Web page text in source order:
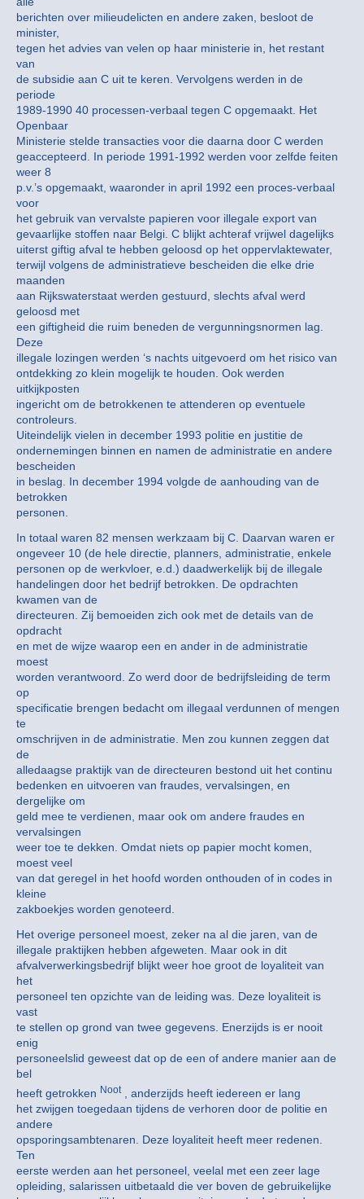
berichten over milieudelicten en andere zaken, besloot de
minister,
tegen het advies van velen op haar ministerie in, het restant
van
de subsidie aan C uit te keren. Vervolgens werden in de
periode
1989-1990 40 processen-verbaal tegen C opgemaakt. Het
Openbaar
Ministerie stelde transacties voor die daarna door C werden
geaccepteerd. In periode 1991-1992 werden voor zelfde feiten
weer 8
p.v.’s opgemaakt, waaronder in april 1992 een proces-verbaal
voor
het gebruik van vervalste papieren voor illegale export van
gevaarlijke stoffen naar Belgi. C blijkt achteraf vrijwel dagelijks
uiterst giftig afval te hebben geloosd op het oppervlaktewater,
terwijl volgens de administratieve bescheiden die elke drie
maanden
aan Rijkswaterstaat werden gestuurd, slechts afval werd
geloosd met
een giftigheid die ruim beneden de vergunningsnormen lag.
Deze
illegale lozingen werden ‘s nachts uitgevoerd om het risico van
ontdekking zo klein mogelijk te houden. Ook werden
uitkijkposten
ingericht om de betrokkenen te attenderen op eventuele
controleurs.
Uiteindelijk vielen in december 1993 politie en justitie de
ondernemingen binnen en namen de administratie en andere
bescheiden
in beslag. In december 1994 volgde de aanhouding van de
betrokken
personen.
In totaal waren 82 mensen werkzaam bij C. Daarvan waren er
ongeveer 10 (de hele directie, planners, administratie, enkele
personen op de werkvloer, e.d.) daadwerkelijk bij de illegale
handelingen door het bedrijf betrokken. De opdrachten
kwamen van de
directeuren. Zij bemoeiden zich ook met de details van de
opdracht
en met de wijze waarop een en ander in de administratie
moest
worden verantwoord. Zo werd door de bedrijfsleiding de term
op
specificatie brengen bedacht om illegaal verdunnen of mengen
te
omschrijven in de administratie. Men zou kunnen zeggen dat
de
alledaagse praktijk van de directeuren bestond uit het continu
bedenken en uitvoeren van fraudes, vervalsingen, en
dergelijke om
geld mee te verdienen, maar ook om andere fraudes en
vervalsingen
weer toe te dekken. Omdat niets op papier mocht komen,
moest veel
van dat geregel in het hoofd worden onthouden of in codes in
kleine
zakboekjes worden genoteerd.
Het overige personeel moest, zeker na al die jaren, van de
illegale praktijken hebben afgeweten. Maar ook in dit
afvalverwerkingsbedrijf blijkt weer hoe groot de loyaliteit van
het
personeel ten opzichte van de leiding was. Deze loyaliteit is
vast
te stellen op grond van twee gegevens. Enerzijds is er nooit
enig
personeelslid geweest dat op de een of andere manier aan de
bel
heeft getrokken Noot, anderzijds heeft iedereen er lang
het zwijgen toegedaan tijdens de verhoren door de politie en
andere
opsporingsambtenaren. Deze loyaliteit heeft meer redenen.
Ten
eerste werden aan het personeel, veelal met een zeer lage
opleiding, salarissen uitbetaald die ver boven de gebruikelijke